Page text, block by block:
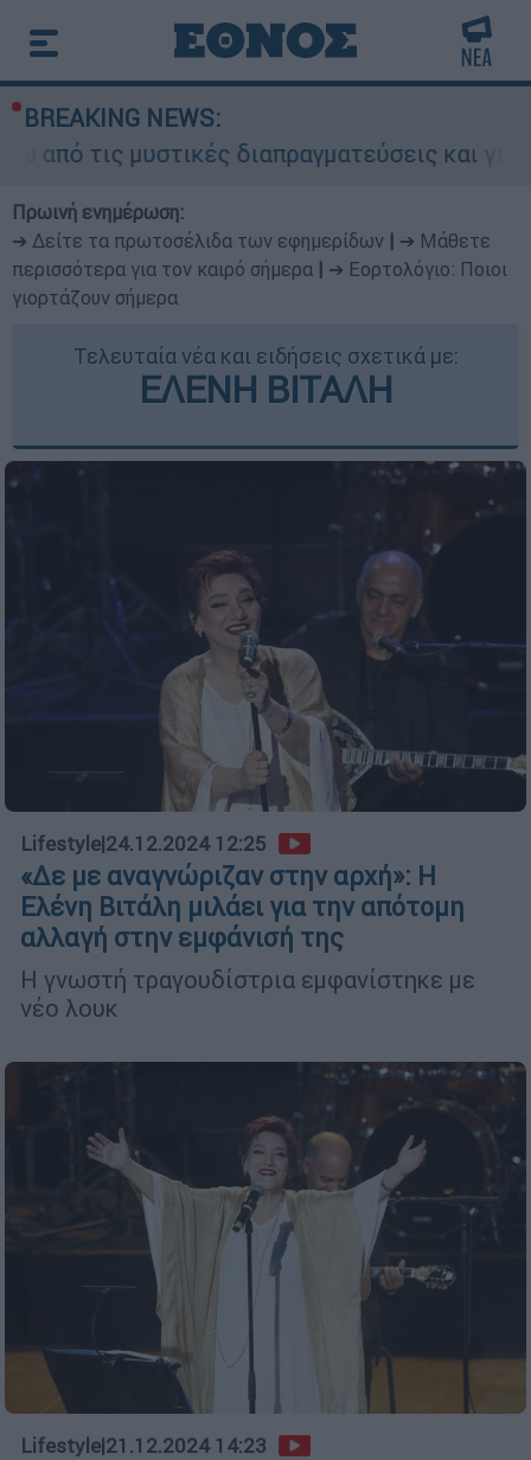
BREAKING NEWS:
διαπραγματεύσεις και γιατί
Πρωινή ενημέρωση:
➔ Δείτε τα πρωτοσέλιδα των εφημερίδων
➔ Μάθετε
περισσότερα για τον καιρό σήμερα
➔ Εορτολόγιο: Ποιοι
γιορτάζουν σήμερα
Τελευταία νέα και ειδήσεις σχετικά με:
ΕΛΕΝΗ ΒΙΤΑΛΗ
Lifestyle|24.12.2024 12:25
«Δε με αναγνώριζαν στην αρχή»: Η
Ελένη Βιτάλη μιλάει για την απότομη
αλλαγή στην εμφάνισή της
Η γνωστή τραγουδίστρια εμφανίστηκε με
νέο λουκ
Lifestyle|21.12.2024 14:23